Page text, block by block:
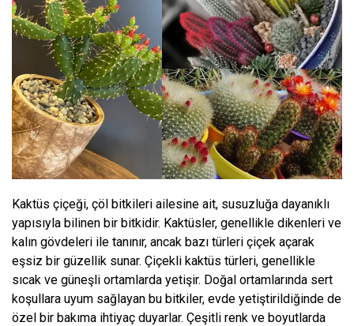
Kaktüs çiçeği, çöl bitkileri ailesine ait, susuzluğa dayanıklı
yapısıyla bilinen bir bitkidir. Kaktüsler, genellikle dikenleri ve
kalın gövdeleri ile tanınır, ancak bazı türleri çiçek açarak
eşsiz bir güzellik sunar. Çiçekli kaktüs türleri, genellikle
sıcak ve güneşli ortamlarda yetişir. Doğal ortamlarında sert
koşullara uyum sağlayan bu bitkiler, evde yetiştirildiğinde de
özel bir bakıma ihtiyaç duyarlar. Çeşitli renk ve boyutlarda